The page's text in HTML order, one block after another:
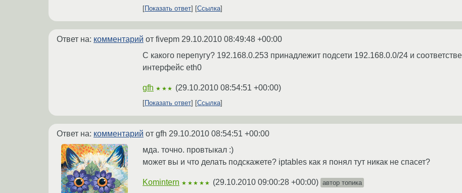
Показать ответ Ссылка
Ответ на: комментарий от fivepm 29.10.2010 08:49:48 +00:00
С какого перепугу? 192.168.0.253 принадлежит подсети 192.168.0.0/24 и
интерфейс eth0
gfh ★★★ (29.10.2010 08:54:51 +00:00)
Показать ответ Ссылка
Ответ на: комментарий от gfh 29.10.2010 08:54:51 +00:00
мда. точно. провтыкал :)
может вы и что делать подскажете? iptables как я понял тут никак не спасет?
Komintern ★★★★★ (29.10.2010 09:00:28 +00:00) автор топика